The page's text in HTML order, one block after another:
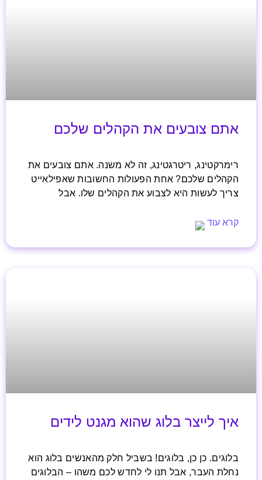
אתם צובעים את הקהלים שלכם
רימרקטינג, ריטרגטינג, זה לא משנה. אתם צובעים את
הקהלים שלכם? אחת הפעולות החשובות שאפילאייט
צריך לעשות היא לצבוע את הקהלים שלו. אבל
קרא עוד
איך לייצר בלוג שהוא מגנט לידים
בלוגים. כן כן, בלוגים! בשביל חלק מהאנשים בלוג הוא
נחלת העבר, אבל תנו לי לחדש לכם משהו – הבלוגים